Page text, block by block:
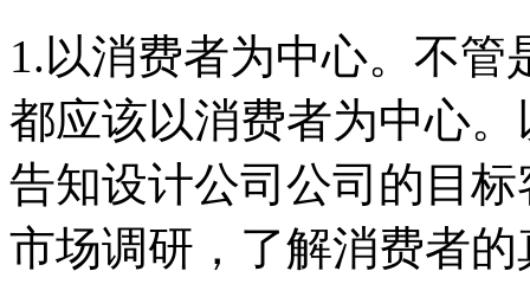
1.以消费者为中心。不
都应该以消费者为中心
告知设计公司公司的目
市场调研，了解消费者